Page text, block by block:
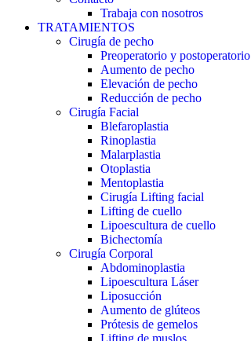
Trabaja con nosotros
TRATAMIENTOS
Cirugía de pecho
Preoperatorio y postoperatorio
Aumento de pecho
Elevación de pecho
Reducción de pecho
Cirugía Facial
Blefaroplastia
Rinoplastia
Malarplastia
Otoplastia
Mentoplastia
Cirugía Lifting facial
Lifting de cuello
Lipoescultura de cuello
Bichectomía
Cirugía Corporal
Abdominoplastia
Lipoescultura Láser
Liposucción
Aumento de glúteos
Prótesis de gemelos
Lifting de muslos